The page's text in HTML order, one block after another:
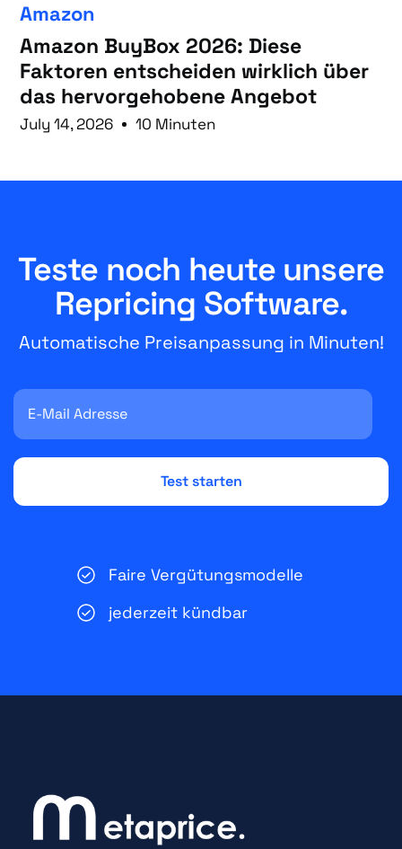
Amazon
Amazon BuyBox 2026: Diese
Faktoren entscheiden wirklich über
das hervorgehobene Angebot
July 14, 2026 10 Minuten
Teste noch heute unsere
Repricing Software.
Automatische Preisanpassung in Minuten!
Faire Vergütungsmodelle
jederzeit kündbar